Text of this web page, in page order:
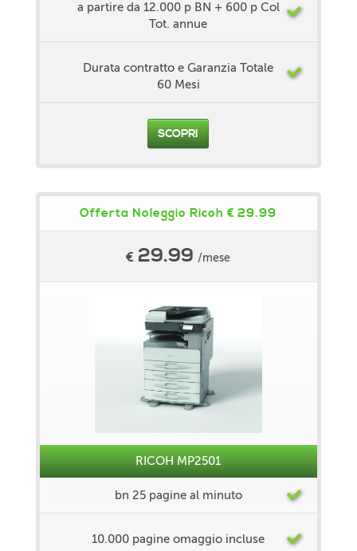
a partire da 12.000 p BN + 600 p Col
Tot. annue
Durata contratto e Garanzia Totale
60 Mesi
SCOPRI
Offerta Noleggio Ricoh € 29.99
€ 29.99/mese
RICOH MP2501
bn 25 pagine al minuto
10.000 pagine omaggio incluse